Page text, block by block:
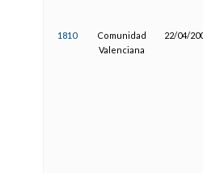
1810
Comunidad
Valenciana
22/04/